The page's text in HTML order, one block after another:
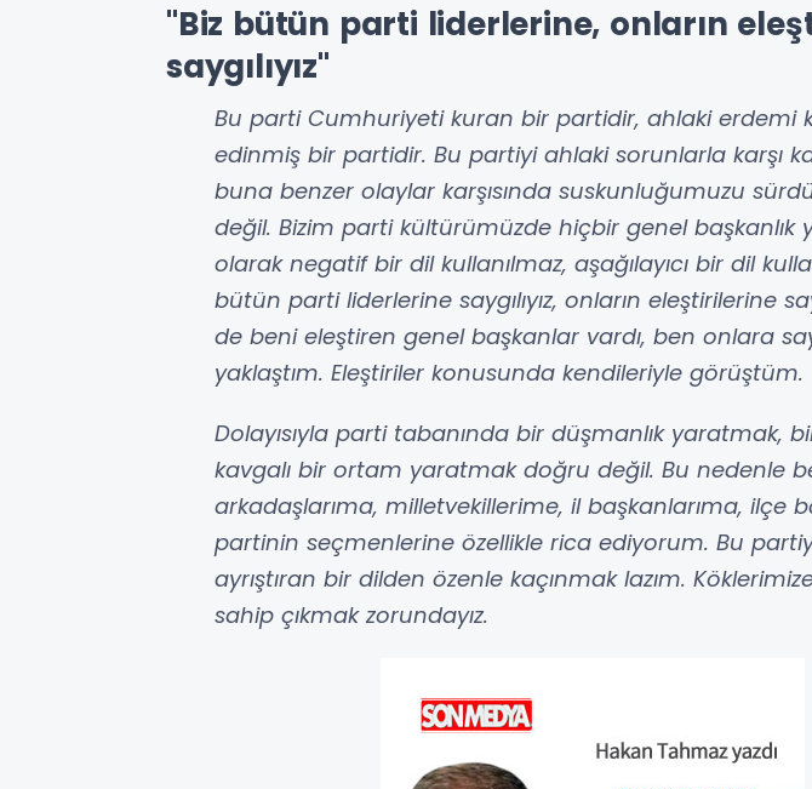
"Biz bütün parti liderlerine, onların
saygılıyız"
Bu parti Cumhuriyeti kuran bir partidir, ahlaki erdemi
edinmiş bir partidir. Bu partiyi ahlaki sorunlarla karşı
buna benzer olaylar karşısında suskunluğumuzu
değil. Bizim parti kültürümüzde hiçbir genel başkanlık
olarak negatif bir dil kullanılmaz, aşağılayıcı bir dil
bütün parti liderlerine saygılıyız, onların eleştirilerine
de beni eleştiren genel başkanlar vardı, ben onlara
yaklaştım. Eleştiriler konusunda kendileriyle görüştüm.
Dolayısıyla parti tabanında bir düşmanlık yaratmak,
kavgalı bir ortam yaratmak doğru değil. Bu nedenle
arkadaşlarıma, milletvekillerime, il başkanlarıma, ilçe
partinin seçmenlerine özellikle rica ediyorum. Bu
ayrıştıran bir dilden özenle kaçınmak lazım.
sahip çıkmak zorundayız.